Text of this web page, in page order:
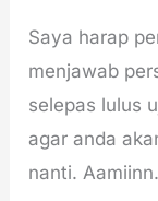
Saya harap
menjawab
selepas lulus
agar anda
nanti.